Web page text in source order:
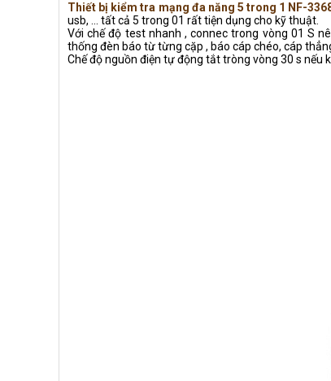
Thiết bị kiểm tra mạng đa năng 5 trong 1 NF-
usb, ... tất cả 5 trong 01 rất tiện dụng cho kỹ thuật.
Với chế độ test nhanh , connec trong vòng 01 S
thống đèn báo từ từng cặp , báo cáp chéo, cáp thẳng
Chế độ nguồn điện tự động tắt tròng vòng 30 s nếu